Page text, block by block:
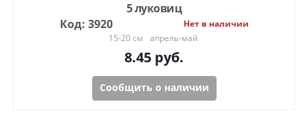
5 луковиц
Код: 3920
Нет в наличии
15-20 см
апрель-май
8.45 руб.
Сообщить о наличии